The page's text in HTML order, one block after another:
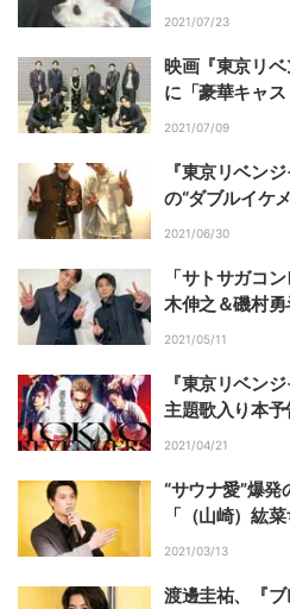
も大事だね」
2021/07/23
映画『東京リ
に「豪華キャ
い画」の声
2021/07/09
『東京リベン
の“ダブルイケ
の声「神コンビ
2021/06/30
「サトサガコ
木伸之＆磯村
歓喜
2021/05/11
『東京リベン
主題歌入り本
2021/04/21
“サウナ愛”爆
「（山崎）紘
みたい」
2021/03/13
渡邊圭祐、『